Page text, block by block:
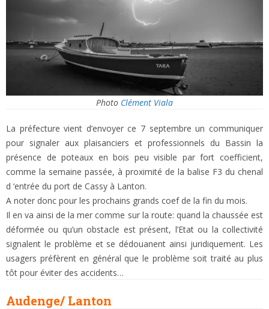
Photo Clément Viala
La préfecture vient d’envoyer ce 7 septembre un communiquer
pour signaler aux plaisanciers et professionnels du Bassin la
présence de poteaux en bois peu visible par fort coefficient,
comme la semaine passée, à proximité de la balise F3 du chenal
d ‘entrée du port de Cassy à Lanton.
A noter donc pour les prochains grands coef de la fin du mois.
Il en va ainsi de la mer comme sur la route: quand la chaussée est
déformée ou qu’un obstacle est présent, l’Etat ou la collectivité
signalent le problème et se dédouanent ainsi juridiquement. Les
usagers préfèrent en général que le problème soit traité au plus
tôt pour éviter des accidents…
Audenge/ Lanton